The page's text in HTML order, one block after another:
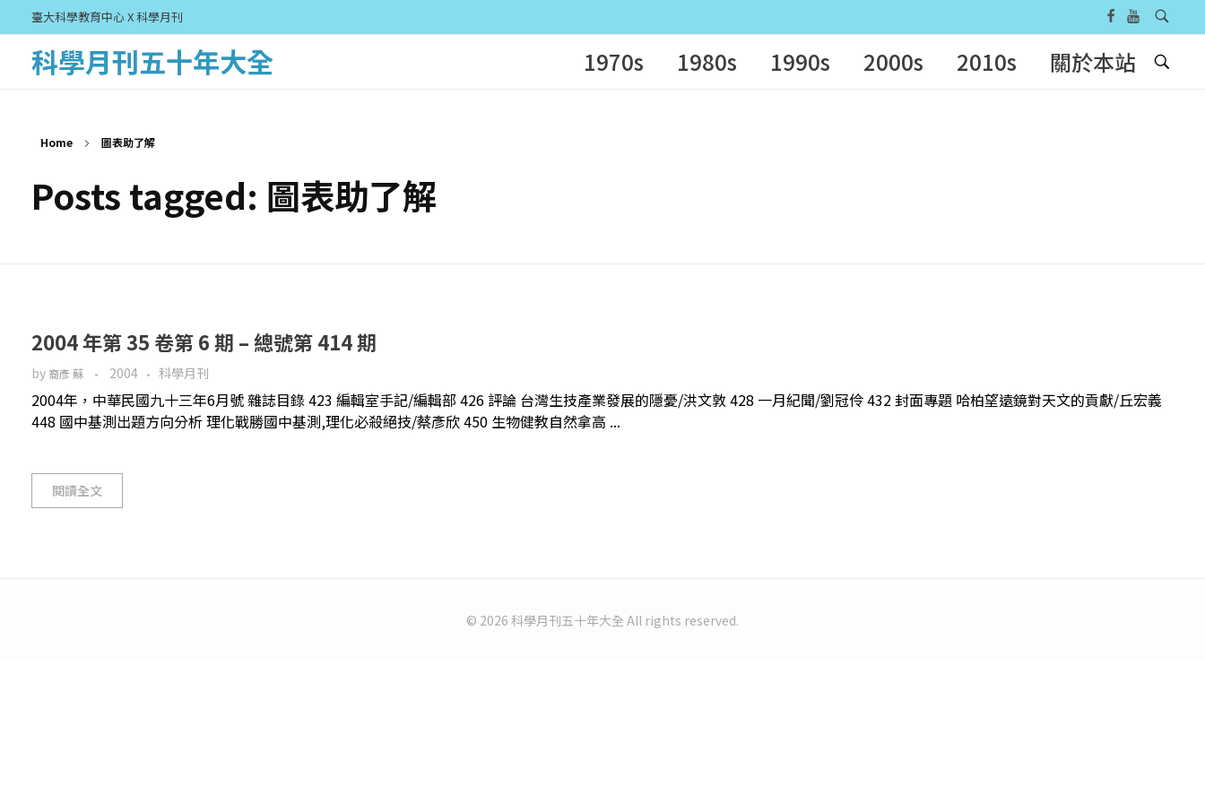
臺大科學教育中心 X 科學月刊
科學月刊五十年大全 1970s 1980s 1990s 2000s 2010s 關於本站
Home 圖表助了解
Posts tagged: 圖表助了解
2004 年第 35 卷第 6 期 – 總號第 414 期
by 裔彥 蘇 2004 科學月刊
2004年，中華民國九十三年6月號 雜誌目錄 423 編輯室手記/編輯部 426 評論 台灣生技產業發展的隱憂/洪文敦 428 一月紀聞/劉冠伶 432 封面專題 哈柏望遠鏡對天文的貢獻/丘宏義
448 國中基測出題方向分析 理化戰勝國中基測,理化必殺絕技/蔡彥欣 450 生物健教自然拿高 ...
閱讀全文
© 2026 科學月刊五十年大全 All rights reserved.